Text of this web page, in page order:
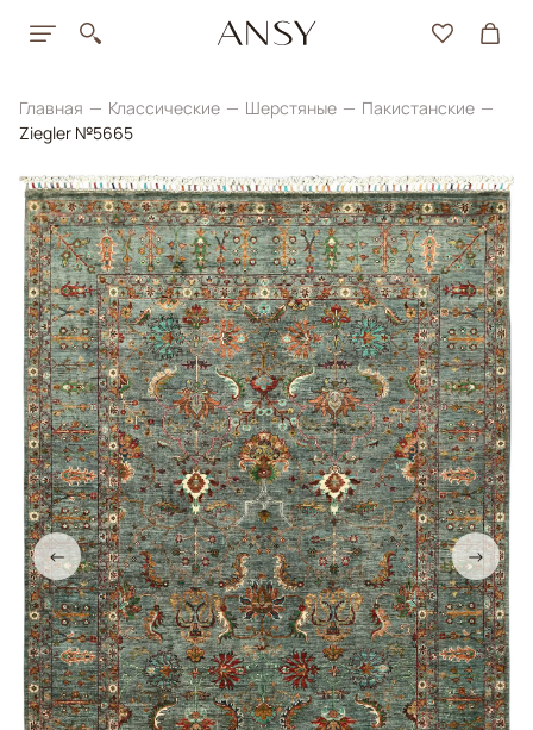
Главная Классические Шерстяные
Пакистанские
Ziegler №5665
← →